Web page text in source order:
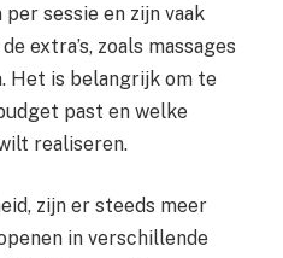
sessie en zijn vaak
extra’s, zoals massages
Het is belangrijk om te
past en welke
realiseren.
zijn er steeds meer
in verschillende